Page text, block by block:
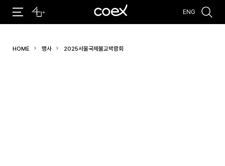
#코엑스 전시 #행사 #주차안내
ENG
HOME 행사 2025서울국제불교박람회